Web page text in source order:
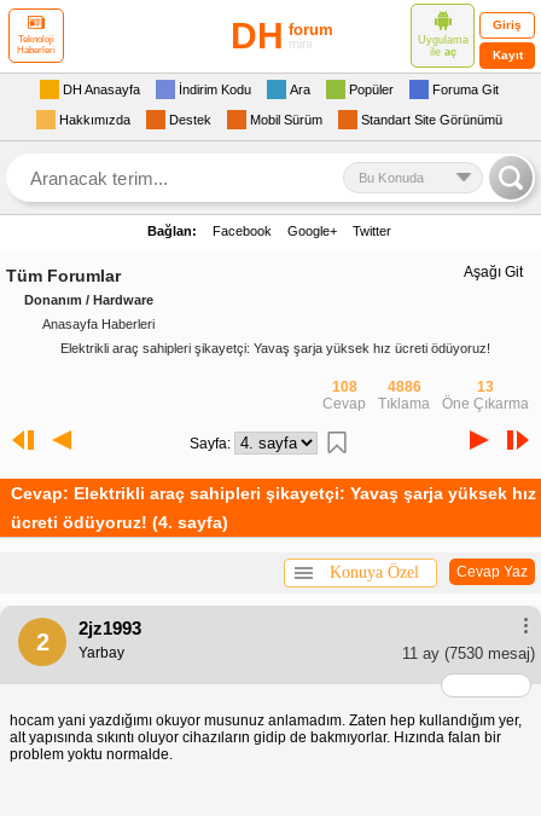
Teknoloji
Haberleri
DH forum
mini
Uygulama
ile aç
Giriş
Kayıt
DH Anasayfa İndirim Kodu Ara Popüler Foruma Git
Hakkımızda Destek Mobil Sürüm Standart Site Görünümü
Bu Konuda
Bağlan: Facebook Google+ Twitter
Aşağı Git
Tüm Forumlar
Donanım / Hardware
Anasayfa Haberleri
Elektrikli araç sahipleri şikayetçi: Yavaş şarja yüksek hız ücreti ödüyoruz!
108
Cevap
4886
Tıklama
13
Öne Çıkarma
Sayfa:
Cevap: Elektrikli araç sahipleri şikayetçi: Yavaş şarja yüksek hız
ücreti ödüyoruz! (4. sayfa)
Cevap Yaz
Konuya Özel
2
2jz1993
11 ay (7530 mesaj)
Yarbay
hocam yani yazdığımı okuyor musunuz anlamadım. Zaten hep kullandığım yer,
alt yapısında sıkıntı oluyor cihazıların gidip de bakmıyorlar. Hızında falan bir
problem yoktu normalde.